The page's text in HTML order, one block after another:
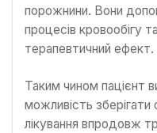
порожнини. Вони
процесів кровообігу
терапевтичний ефект.
Таким чином пацієнт
можливість зберігати
лікування впродовж